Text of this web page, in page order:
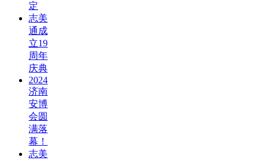
定
志美
通成
立19
周年
庆典
2024
济南
安博
会圆
满落
幕！
志美